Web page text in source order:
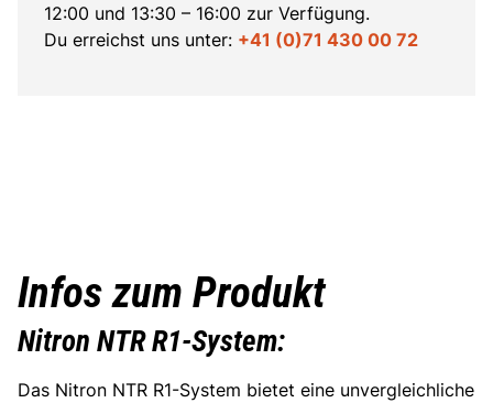
12:00 und 13:30 – 16:00 zur Verfügung.
Du erreichst uns unter: +41 (0)71 430 00 72
Infos zum Produkt
Nitron NTR R1-System:
Das Nitron NTR R1-System bietet eine unvergleichliche